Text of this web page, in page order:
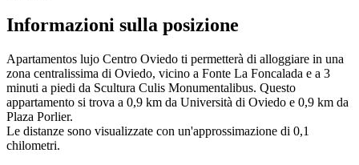
Informazioni sulla posizione
Apartamentos lujo Centro Oviedo ti permetterà di alloggiare in una
zona centralissima di Oviedo, vicino a Fonte La Foncalada e a 3
minuti a piedi da Scultura Culis Monumentalibus. Questo
appartamento si trova a 0,9 km da Università di Oviedo e 0,9 km da
Plaza Porlier.
Le distanze sono visualizzate con un'approssimazione di 0,1
chilometri.